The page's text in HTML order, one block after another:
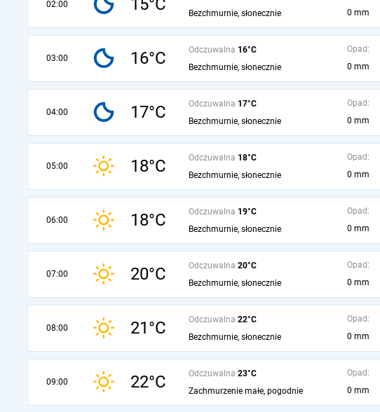
02:00 15°C
Bezchmurnie, słonecznie
0 mm
03:00 16°C Odczuwalna 16°C
Bezchmurnie, słonecznie
Opad:
0 mm
04:00 17°C Odczuwalna 17°C
Bezchmurnie, słonecznie
Opad:
0 mm
05:00 18°C Odczuwalna 18°C
Bezchmurnie, słonecznie
Opad:
0 mm
06:00 18°C Odczuwalna 19°C
Bezchmurnie, słonecznie
Opad:
0 mm
07:00 20°C Odczuwalna 20°C
Bezchmurnie, słonecznie
Opad:
0 mm
08:00 21°C Odczuwalna 22°C
Bezchmurnie, słonecznie
Opad:
0 mm
09:00 22°C Odczuwalna 23°C
Zachmurzenie małe, pogodnie
Opad:
0 mm